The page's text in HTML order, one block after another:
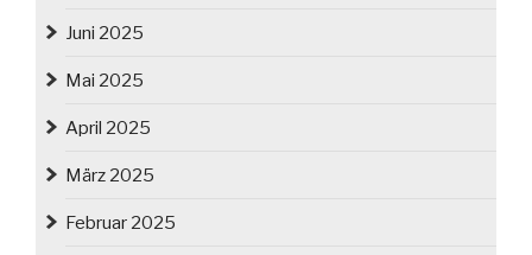
Juni 2025
Mai 2025
April 2025
März 2025
Februar 2025